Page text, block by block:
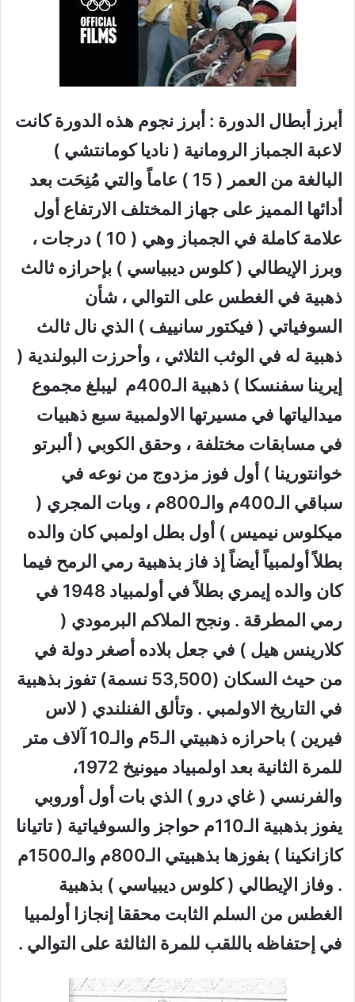
أبرز أبطال الدورة : أبرز نجوم هذه الدورة كانت
لاعبة الجمباز الرومانية ( ناديا كومانتشي )
البالغة من العمر ( 15 ) عاماً والتي مُنِحَت بعد
أدائها المميز على جهاز المختلف الارتفاع أول
علامة كاملة في الجمباز وهي ( 10 ) درجات ،
وبرز الإيطالي ( كلوس ديبياسي ) بإحرازه ثالث
ذهبية في الغطس على التوالي ، شأن
السوفياتي ( فيكتور سانييف ) الذي نال ثالث
ذهبية له في الوثب الثلاثي ، وأحرزت البولندية (
إيرينا سفنسكا ) ذهبية الـ400م ليبلغ مجموع
ميدالياتها في مسيرتها الاولمبية سبع ذهبيات
في مسابقات مختلفة ، وحقق الكوبي ( ألبرتو
خوانتورينا ) أول فوز مزدوج من نوعه في
سباقي الـ400م والـ800م ، وبات المجري (
ميكلوس نيميس ) أول بطل اولمبي كان والده
بطلاً أولمبياً أيضاً إذ فاز بذهبية رمي الرمح فيما
كان والده إيمري بطلاً في أولمبياد 1948 في
رمي المطرقة . ونجح الملاكم البرمودي (
كلارينس هيل ) في جعل بلاده أصغر دولة في
من حيث السكان (53,500 نسمة) تفوز بذهبية
في التاريخ الاولمبي . وتألق الفنلندي ( لاس
فيرين ) باحرازه ذهبيتي الـ5م والـ10 آلاف متر
للمرة الثانية بعد اولمبياد ميونيخ 1972،
والفرنسي ( غاي درو ) الذي بات أول أوروبي
يفوز بذهبية الـ110م حواجز والسوفياتية ( تاتيانا
كازانكينا ) بفوزها بذهبيتي الـ800م والـ1500م
. وفاز الإيطالي ( كلوس ديبياسي ) بذهبية
الغطس من السلم الثابت محققا إنجازا أولمبيا
في إحتفاظه باللقب للمرة الثالثة على التوالي .